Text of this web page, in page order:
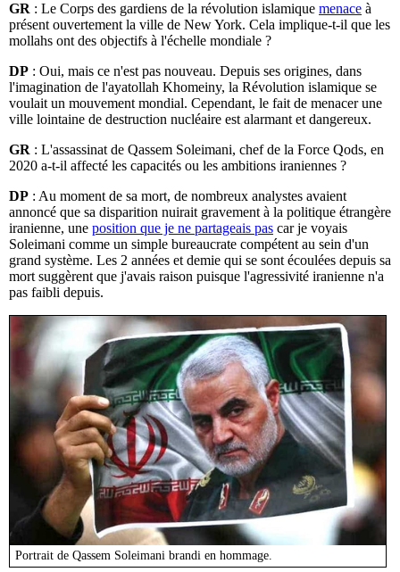
GR : Le Corps des gardiens de la révolution islamique menace à
présent ouvertement la ville de New York. Cela implique-t-il que les
mollahs ont des objectifs à l'échelle mondiale ?
DP : Oui, mais ce n'est pas nouveau. Depuis ses origines, dans
l'imagination de l'ayatollah Khomeiny, la Révolution islamique se
voulait un mouvement mondial. Cependant, le fait de menacer une
ville lointaine de destruction nucléaire est alarmant et dangereux.
GR : L'assassinat de Qassem Soleimani, chef de la Force Qods, en
2020 a-t-il affecté les capacités ou les ambitions iraniennes ?
DP : Au moment de sa mort, de nombreux analystes avaient
annoncé que sa disparition nuirait gravement à la politique étrangère
iranienne, une position que je ne partageais pas car je voyais
Soleimani comme un simple bureaucrate compétent au sein d'un
grand système. Les 2 années et demie qui se sont écoulées depuis sa
mort suggèrent que j'avais raison puisque l'agressivité iranienne n'a
pas faibli depuis.
Portrait de Qassem Soleimani brandi en hommage.